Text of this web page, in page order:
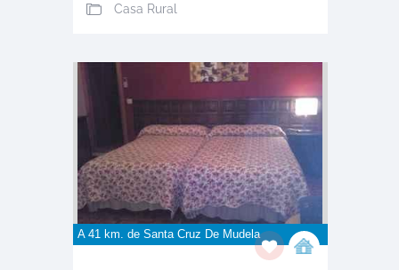
Casa Rural
A 41 km. de Santa Cruz De Mudela